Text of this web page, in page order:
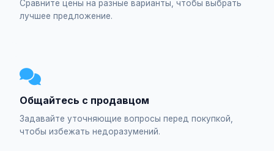
Сравните цены на разные варианты, чтобы выбрать
лучшее предложение.
Общайтесь с продавцом
Задавайте уточняющие вопросы перед покупкой,
чтобы избежать недоразумений.